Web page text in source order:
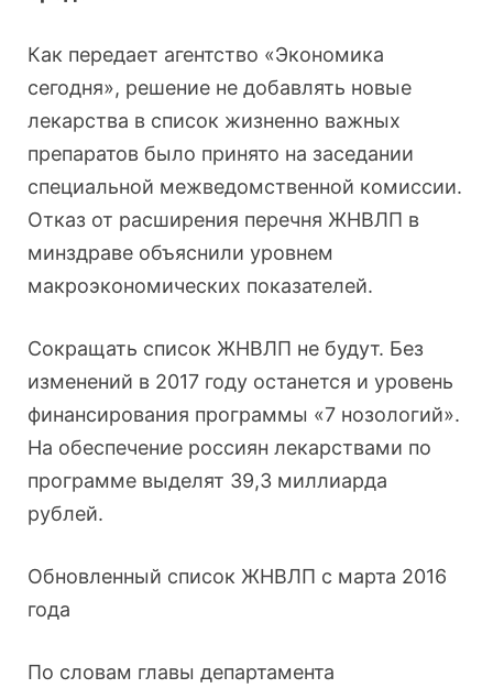
Как передает агентство «Экономика
сегодня», решение не добавлять новые
лекарства в список жизненно важных
препаратов было принято на заседании
специальной межведомственной комиссии.
Отказ от расширения перечня ЖНВЛП в
минздраве объяснили уровнем
макроэкономических показателей.
Сокращать список ЖНВЛП не будут. Без
изменений в 2017 году останется и уровень
финансирования программы «7 нозологий».
На обеспечение россиян лекарствами по
программе выделят 39,3 миллиарда
рублей.
Обновленный список ЖНВЛП с марта 2016
года
По словам главы департамента